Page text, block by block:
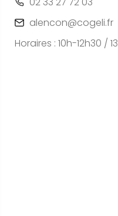
alencon@cogeli.fr
Horaires : 10h-12h30 /